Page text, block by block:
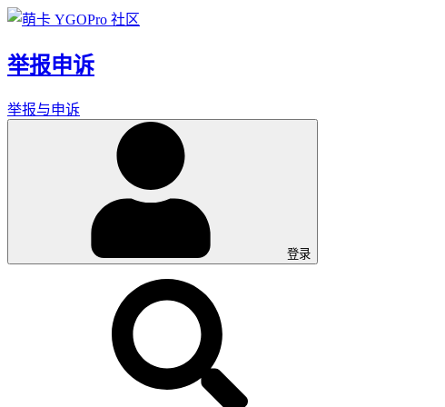
举报申诉
举报与申诉
登录